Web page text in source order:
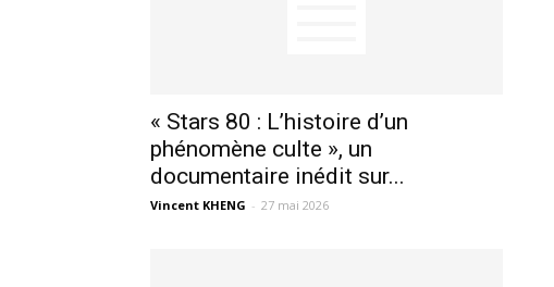
« Stars 80 : L’histoire d’un
phénomène culte », un
documentaire inédit sur...
Vincent KHENG - 27 mai 2026